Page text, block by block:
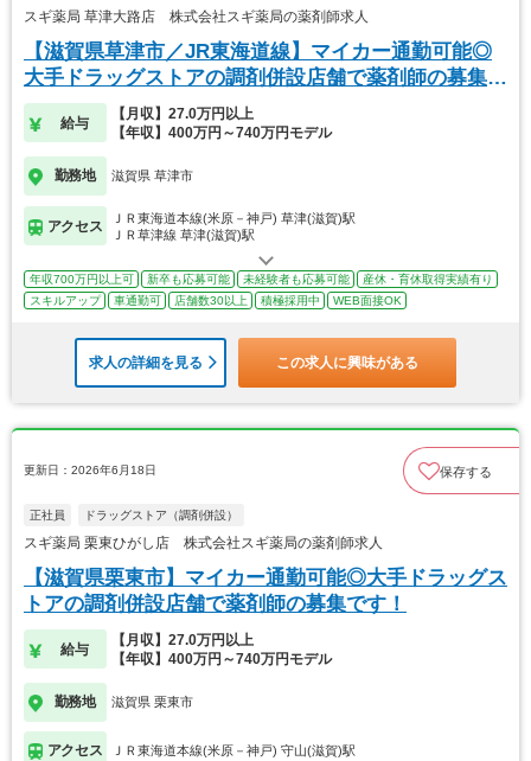
スギ薬局 草津大路店 株式会社スギ薬局の薬剤師求人
【滋賀県草津市／JR東海道線】マイカー通勤可能◎
大手ドラッグストアの調剤併設店舗で薬剤師の募集で
す
給与
【月収】27.0万円以上
【年収】400万円～740万円モデル
勤務地 滋賀県 草津市
アクセス
ＪＲ東海道本線(米原－神戸) 草津(滋賀)駅
ＪＲ草津線 草津(滋賀)駅
年収700万円以上可 新卒も応募可能 未経験者も応募可能
産休・育休取得実績有り
スキルアップ
車通勤可 店舗数30以上 積極採用中 WEB面接OK
求人の詳細を見る この求人に興味がある
更新日：2026年6月18日 保存する
正社員 ドラッグストア（調剤併設）
スギ薬局 栗東ひがし店 株式会社スギ薬局の薬剤師求人
【滋賀県栗東市】マイカー通勤可能◎大手ドラッグス
トアの調剤併設店舗で薬剤師の募集です！
給与
【月収】27.0万円以上
【年収】400万円～740万円モデル
勤務地 滋賀県 栗東市
アクセス ＪＲ東海道本線(米原－神戸) 守山(滋賀)駅